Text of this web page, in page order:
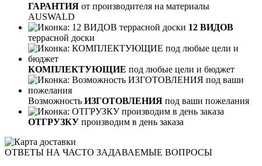
ГАРАНТИЯ от производителя на материалы
AUSWALD
12 ВИДОВ
террасной доски
КОМПЛЕКТУЮЩИЕ под любые цели и бюджет
Возможность ИЗГОТОВЛЕНИЯ под ваши пожелания
ОТГРУЗКУ производим в день заказа
ОТВЕТЫ НА ЧАСТО ЗАДАВАЕМЫЕ ВОПРОСЫ